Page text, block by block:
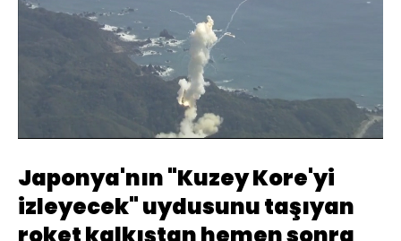
Aç
Hızı
Japonya'nın "Kuzey Kore'yi
izleyecek" uydusunu taşıyan
roket kalkıştan hemen sonra